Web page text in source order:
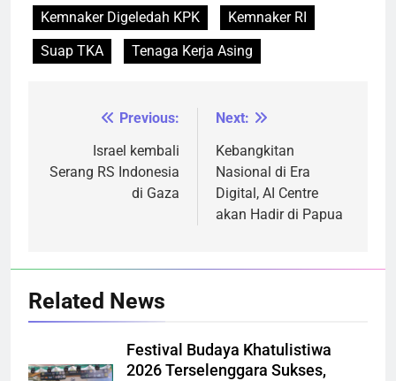
Kemnaker Digeledah KPK
Kemnaker RI
Suap TKA
Tenaga Kerja Asing
NavigasiPrevious:
Israel kembali
Serang RS Indonesia
di Gaza
Next:
Kebangkitan
Nasional di Era
Digital, AI Centre
akan Hadir di Papua
Related News
Festival Budaya Khatulistiwa
2026 Terselenggara Sukses,